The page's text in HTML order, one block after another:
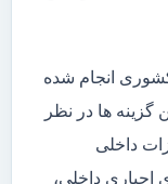
انجام شده
گزینه ها در نظر
داخلی
اجباری داخلی،